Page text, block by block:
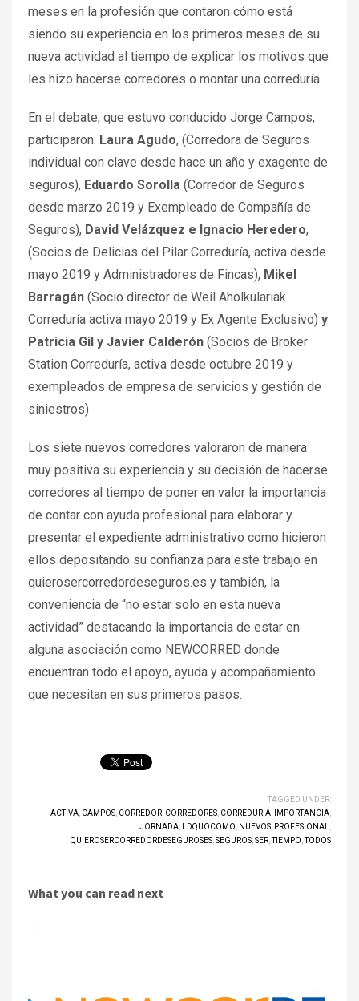
meses en la profesión que contaron cómo está
siendo su experiencia en los primeros meses de su
nueva actividad al tiempo de explicar los motivos que
les hizo hacerse corredores o montar una correduría.
En el debate, que estuvo conducido Jorge Campos,
participaron: Laura Agudo, (Corredora de Seguros
individual con clave desde hace un año y exagente de
seguros), Eduardo Sorolla (Corredor de Seguros
desde marzo 2019 y Exempleado de Compañía de
Seguros), David Velázquez e Ignacio Heredero,
(Socios de Delicias del Pilar Correduría, activa desde
mayo 2019 y Administradores de Fincas), Mikel
Barragán (Socio director de Weil Aholkulariak
Correduría activa mayo 2019 y Ex Agente Exclusivo) y
Patricia Gil y Javier Calderón (Socios de Broker
Station Correduría, activa desde octubre 2019 y
exempleados de empresa de servicios y gestión de
siniestros)
Los siete nuevos corredores valoraron de manera
muy positiva su experiencia y su decisión de hacerse
corredores al tiempo de poner en valor la importancia
de contar con ayuda profesional para elaborar y
presentar el expediente administrativo como hicieron
ellos depositando su confianza para este trabajo en
quierosercorredordeseguros.es y también, la
conveniencia de “no estar solo en esta nueva
actividad” destacando la importancia de estar en
alguna asociación como NEWCORRED donde
encuentran todo el apoyo, ayuda y acompañamiento
que necesitan en sus primeros pasos.
TAGGED UNDER:
ACTIVA CAMPOS CORREDOR CORREDORES CORREDURIA IMPORTANCIA
JORNADA
LDQUOCOMO NUEVOS PROFESIONAL
QUIEROSERCORREDORDESEGUROSES SEGUROS SER ,TIEMPO ,TODOS
What you can read next